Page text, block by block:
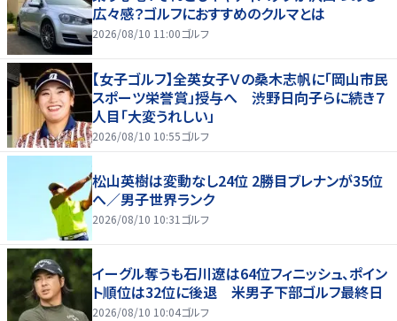
広々感？ゴルフにおすすめのクルマとは
2026/08/10 11:00ゴルフ
【女子ゴルフ】全英女子Ｖの桑木志帆に「岡山市民
スポーツ栄誉賞」授与へ 渋野日向子らに続き７
人目「大変うれしい」
2026/08/10 10:55ゴルフ
松山英樹は変動なし24位 2勝目ブレナンが35位
へ／男子世界ランク
2026/08/10 10:31 ゴルフ
イーグル奪うも石川遼は64位フィニッシュ、ポイン
ト順位は32位に後退 米男子下部ゴルフ最終日
2026/08/10 10:04ゴルフ